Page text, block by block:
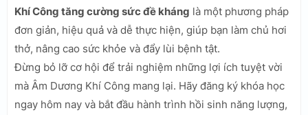
Khí Công tăng cường sức đề kháng là một phương pháp
đơn giản, hiệu quả và dễ thực hiện, giúp bạn làm chủ hơi
thở, nâng cao sức khỏe và đẩy lùi bệnh tật.
Đừng bỏ lỡ cơ hội để trải nghiệm những lợi ích tuyệt vời
mà Âm Dương Khí Công mang lại. Hãy đăng ký khóa học
ngay hôm nay và bắt đầu hành trình hồi sinh năng lượng,